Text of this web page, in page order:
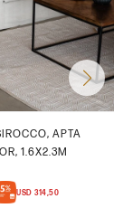
APTA
1.6X2.3M
USD 314,50